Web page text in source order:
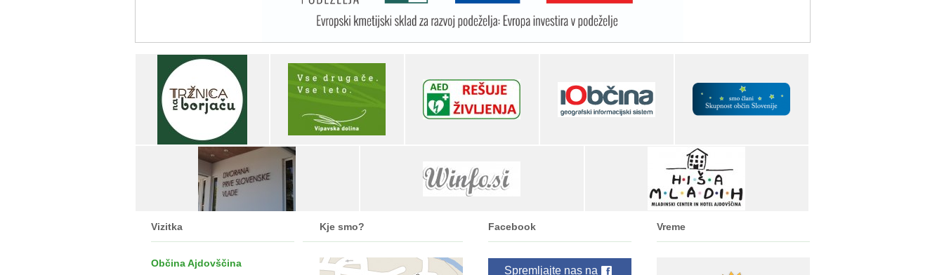
Vizitka
Občina Ajdovščina
Kje smo? Facebook
Spremljajte nas na
Vreme